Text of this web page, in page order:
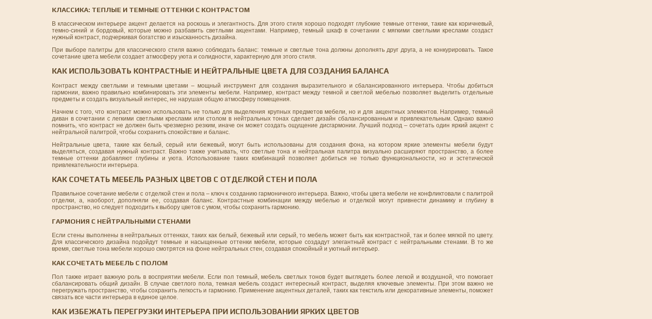
КЛАССИКА: ТЕПЛЫЕ И ТЕМНЫЕ ОТТЕНКИ С КОНТРАСТОМ
В классическом интерьере акцент делается на роскошь и элегантность. Для этого стиля хорошо подходят глубокие темные оттенки, такие как коричневый,
темно-синий и бордовый, которые можно разбавить светлыми акцентами. Например, темный шкаф в сочетании с мягкими светлыми креслами создаст
нужный контраст, подчеркивая богатство и изысканность дизайна.
При выборе палитры для классического стиля важно соблюдать баланс: темные и светлые тона должны дополнять друг друга, а не конкурировать. Такое
сочетание цвета мебели создает атмосферу уюта и солидности, характерную для этого стиля.
КАК ИСПОЛЬЗОВАТЬ КОНТРАСТНЫЕ И НЕЙТРАЛЬНЫЕ ЦВЕТА ДЛЯ СОЗДАНИЯ БАЛАНСА
Контраст между светлыми и темными цветами – мощный инструмент для создания выразительного и сбалансированного интерьера. Чтобы добиться
гармонии, важно правильно комбинировать эти элементы мебели. Например, контраст между темной и светлой мебелью позволяет выделить отдельные
предметы и создать визуальный интерес, не нарушая общую атмосферу помещения.
Начнем с того, что контраст можно использовать не только для выделения крупных предметов мебели, но и для акцентных элементов. Например, темный
диван в сочетании с легкими светлыми креслами или столом в нейтральных тонах сделает дизайн сбалансированным и привлекательным. Однако важно
помнить, что контраст не должен быть чрезмерно резким, иначе он может создать ощущение дисгармонии. Лучший подход – сочетать один яркий акцент с
нейтральной палитрой, чтобы сохранить спокойствие и баланс.
Нейтральные цвета, такие как белый, серый или бежевый, могут быть использованы для создания фона, на котором яркие элементы мебели будут
выделяться, создавая нужный контраст. Важно также учитывать, что светлые тона и нейтральная палитра визуально расширяют пространство, а более
темные оттенки добавляют глубины и уюта. Использование таких комбинаций позволяет добиться не только функциональности, но и эстетической
привлекательности интерьера.
КАК СОЧЕТАТЬ МЕБЕЛЬ РАЗНЫХ ЦВЕТОВ С ОТДЕЛКОЙ СТЕН И ПОЛА
Правильное сочетание мебели с отделкой стен и пола – ключ к созданию гармоничного интерьера. Важно, чтобы цвета мебели не конфликтовали с палитрой
отделки, а, наоборот, дополняли ее, создавая баланс. Контрастные комбинации между мебелью и отделкой могут привнести динамику и глубину в
пространство, но следует подходить к выбору цветов с умом, чтобы сохранить гармонию.
ГАРМОНИЯ С НЕЙТРАЛЬНЫМИ СТЕНАМИ
Если стены выполнены в нейтральных оттенках, таких как белый, бежевый или серый, то мебель может быть как контрастной, так и более мягкой по цвету.
Для классического дизайна подойдут темные и насыщенные оттенки мебели, которые создадут элегантный контраст с нейтральными стенами. В то же
время, светлые тона мебели хорошо смотрятся на фоне нейтральных стен, создавая спокойный и уютный интерьер.
КАК СОЧЕТАТЬ МЕБЕЛЬ С ПОЛОМ
Пол также играет важную роль в восприятии мебели. Если пол темный, мебель светлых тонов будет выглядеть более легкой и воздушной, что помогает
сбалансировать общий дизайн. В случае светлого пола, темная мебель создаст интересный контраст, выделяя ключевые элементы. При этом важно не
перегружать пространство, чтобы сохранить легкость и гармонию. Применение акцентных деталей, таких как текстиль или декоративные элементы, поможет
связать все части интерьера в единое целое.
КАК ИЗБЕЖАТЬ ПЕРЕГРУЗКИ ИНТЕРЬЕРА ПРИ ИСПОЛЬЗОВАНИИ ЯРКИХ ЦВЕТОВ